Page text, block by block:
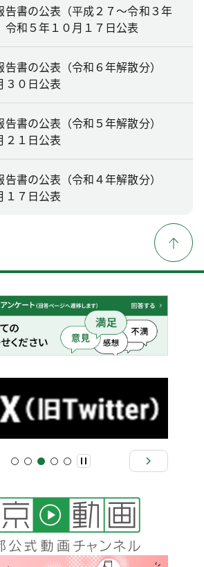
告書の公表（平成２７～令和３年
和５年１０月１７日公表
告書の公表（令和６年解散分）
３０日公表
告書の公表（令和５年解散分）
２１日公表
告書の公表（令和４年解散分）
１７日公表